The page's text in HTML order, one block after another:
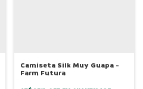
Camiseta Silk Muy Guapa -
Farm Futura